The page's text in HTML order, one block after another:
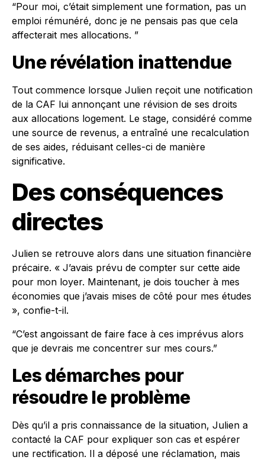
“Pour moi, c’était simplement une formation, pas un
emploi rémunéré, donc je ne pensais pas que cela
affecterait mes allocations. ”
Une révélation inattendue
Tout commence lorsque Julien reçoit une notification
de la CAF lui annonçant une révision de ses droits
aux allocations logement. Le stage, considéré comme
une source de revenus, a entraîné une recalculation
de ses aides, réduisant celles-ci de manière
significative.
Des conséquences
directes
Julien se retrouve alors dans une situation financière
précaire. « J’avais prévu de compter sur cette aide
pour mon loyer. Maintenant, je dois toucher à mes
économies que j’avais mises de côté pour mes études
», confie-t-il.
“C’est angoissant de faire face à ces imprévus alors
que je devrais me concentrer sur mes cours.”
Les démarches pour
résoudre le problème
Dès qu’il a pris connaissance de la situation, Julien a
contacté la CAF pour expliquer son cas et espérer
une rectification. Il a déposé une réclamation, mais